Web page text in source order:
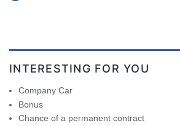
INTERESTING FOR YOU
Company Car
Bonus
Chance of a permanent contract